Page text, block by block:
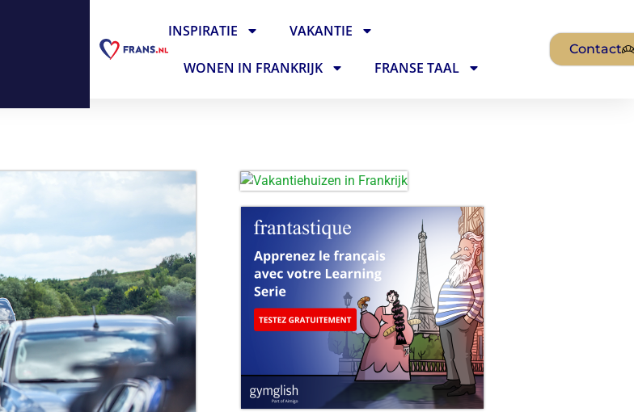
INSPIRATIE VAKANTIE
WONEN IN FRANKRIJK FRANSE TAAL
Contact